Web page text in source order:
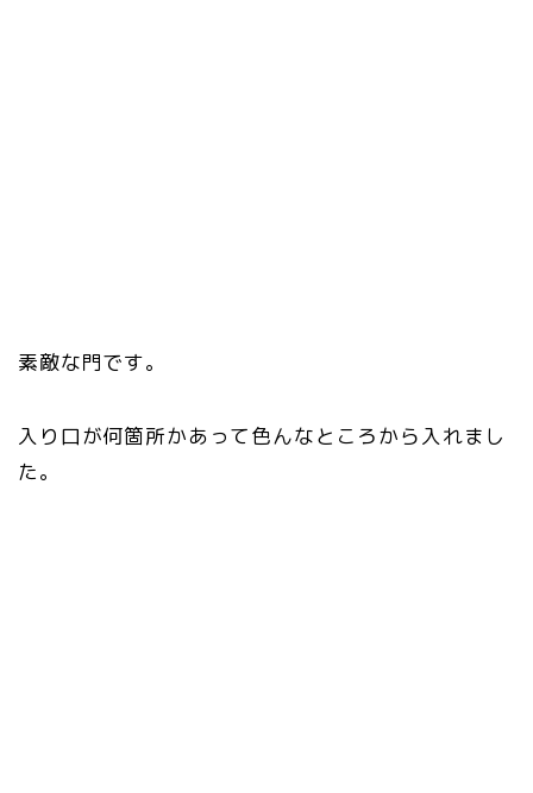
素敵な門です。
入り口が何箇所かあって色んなところから入れまし
た。